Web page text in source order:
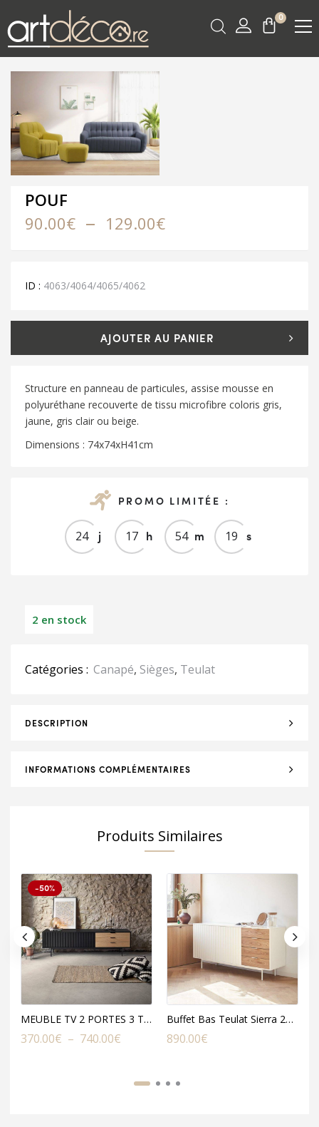
0
POUF
90.00€ – 129.00€Plage
de
ID : 4063/4064/4065/4062
AJOUTER AU PANIER
Structure en panneau de particules, assise mousse en
polyuréthane recouverte de tissu microfibre coloris gris,
jaune, gris clair ou beige.
Dimensions : 74x74xH41cm
PROMO LIMITÉE :
24 j 17 h 54 m 19 s
2 en stock
Catégories : Canapé, Sièges, Teulat
DESCRIPTION
INFORMATIONS COMPLÉMENTAIRES
Produits Similaires
-50%
MEUBLE TV 2 PORTES 3 TIROIRS TEULAT SIERRA
370.00€ – 740.00€
prix :
Buffet Bas Teulat Sierra 2PORTES 4TIROIRS
890.00€